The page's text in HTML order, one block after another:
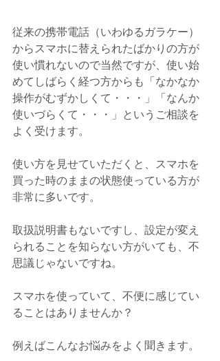
従来の携帯電話（いわゆるガラケー）
からスマホに替えられたばかりの方が
使い慣れないので当然ですが、使い始
めてしばらく経つ方からも「なかなか
操作がむずかしくて・・・」「なんか
使いづらくて・・・」というご相談を
よく受けます。
使い方を見せていただくと、スマホを
買った時のままの状態使っている方が
非常に多いです。
取扱説明書もないですし、設定が変え
られることを知らない方がいても、不
思議じゃないですね。
スマホを使っていて、不便に感じてい
ることはありませんか？
例えばこんなお悩みをよく聞きます。